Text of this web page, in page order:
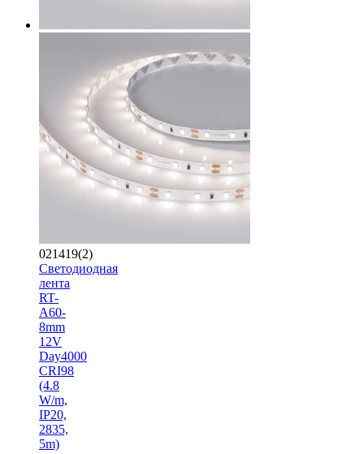
021419(2)
Светодиодная
лента
RT-
A60-
8mm
12V
Day4000
CRI98
(4.8
W/m,
IP20,
2835,
5m)